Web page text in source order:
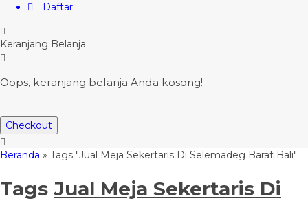
Daftar
Keranjang Belanja
Oops, keranjang belanja Anda kosong!
Checkout
Beranda » Tags "Jual Meja Sekertaris Di Selemadeg Barat Bali"
Tags Jual Meja Sekertaris Di